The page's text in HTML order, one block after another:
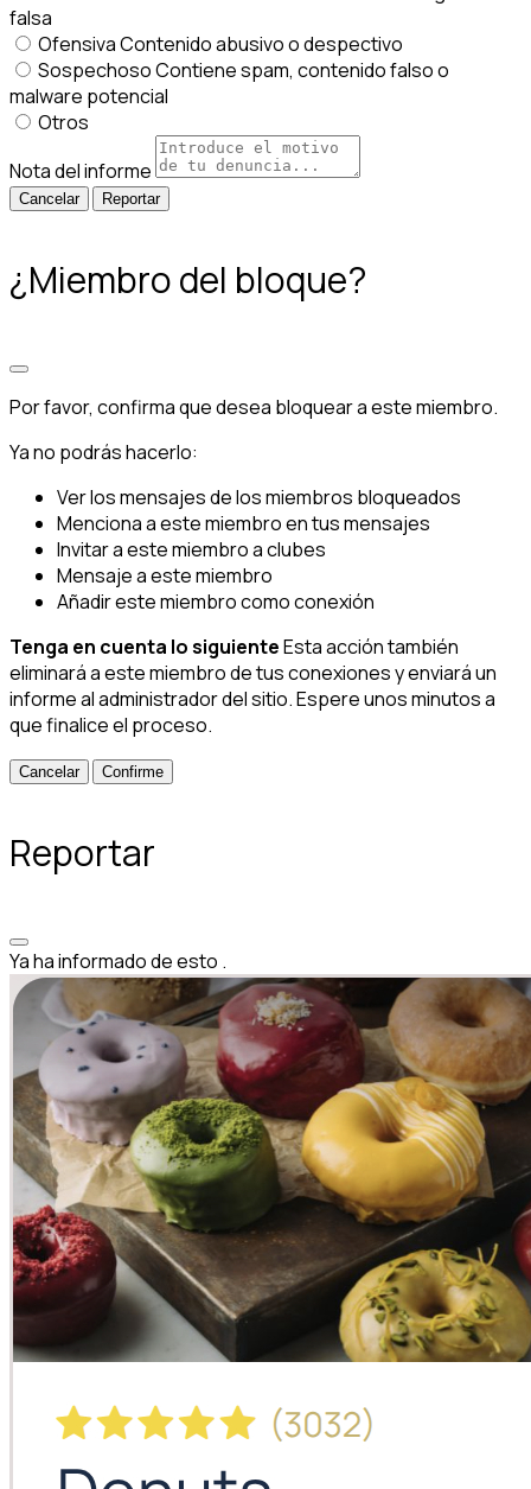
falsa
OfensivaContenido abusivo o despectivo
SospechosoContiene spam, contenido falso o
malware potencial
Otros
Nota del informe
Reportar
¿Miembro del bloque?
Por favor, confirma que desea bloquear a este miembro.
Ya no podrás hacerlo:
Ver los mensajes de los miembros bloqueados
Menciona a este miembro en tus mensajes
Invitar a este miembro a clubes
Mensaje a este miembro
Añadir este miembro como conexión
Tenga en cuenta lo siguienteEsta acción también
eliminará a este miembro de tus conexiones y enviará un
informe al administrador del sitio. Espere unos minutos a
que finalice el proceso.
Confirme
Reportar
Ya ha informado de esto .